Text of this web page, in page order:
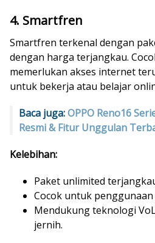
4. Smartfren
Smartfren terkenal dengan
dengan harga terjangkau.
memerlukan akses internet
untuk bekerja atau belajar
Baca juga:OPPO Reno16
Resmi & Fitur Unggulan
Kelebihan:
Paket unlimited
Cocok untuk
Mendukung teknologi
jernih.